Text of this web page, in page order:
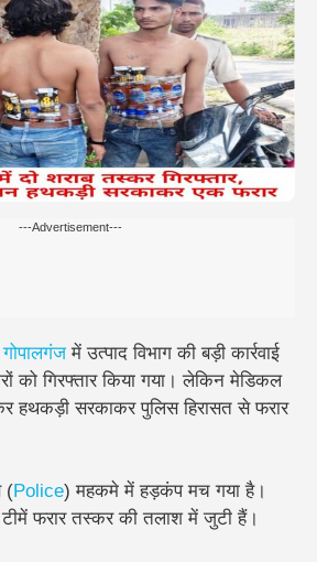
---Advertisement---
गोपालगंजमें उत्पाद विभाग की बड़ी कार्रवाई
को गिरफ्तार किया गया। लेकिन मेडिकल
हथकड़ी सरकाकर पुलिस हिरासत से फरार
(Police) महकमे में हड़कंप मच गया है।
फरार तस्कर की तलाश में जुटी हैं।